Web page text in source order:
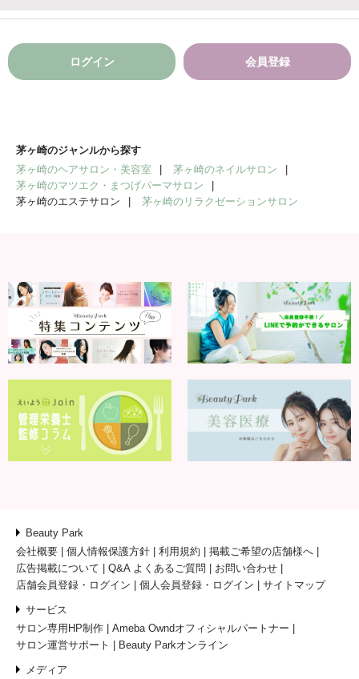
ログイン 会員登録
茅ヶ崎のジャンルから探す
茅ヶ崎のヘアサロン・美容室
茅ヶ崎のネイルサロン
茅ヶ崎のマツエク・まつげパーマサロン
茅ヶ崎のエステサロン
茅ヶ崎のリラクゼーションサロン
Beauty Park
会社概要
個人情報保護方針 利用規約
掲載ご希望の店舗様へ
広告掲載について
Q&A よくあるご質問
お問い合わせ
店舗会員登録・ログイン
個人会員登録・ログイン サイトマップ
サービス
サロン専用HP制作
Ameba Owndオフィシャルパートナー
サロン運営サポート
Beauty Parkオンライン
メディア